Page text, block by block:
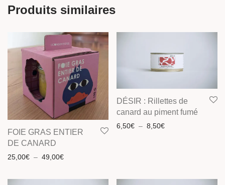
Produits similaires
FOIE GRAS ENTIER
DE CANARD
25,00€ – 49,00€Plage de prix : 25,00€ à 49,00€
DÉSIR : Rillettes de
canard au piment fumé
6,50€ – 8,50€Plage de prix :